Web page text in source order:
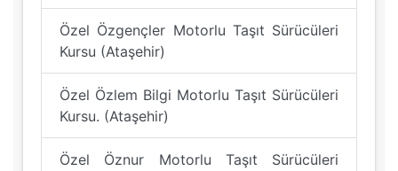
Özel Özgençler Motorlu Taşıt Sürücüleri
Kursu (Ataşehir)
Özel Özlem Bilgi Motorlu Taşıt Sürücüleri
Kursu. (Ataşehir)
Özel Öznur Motorlu Taşıt Sürücüleri